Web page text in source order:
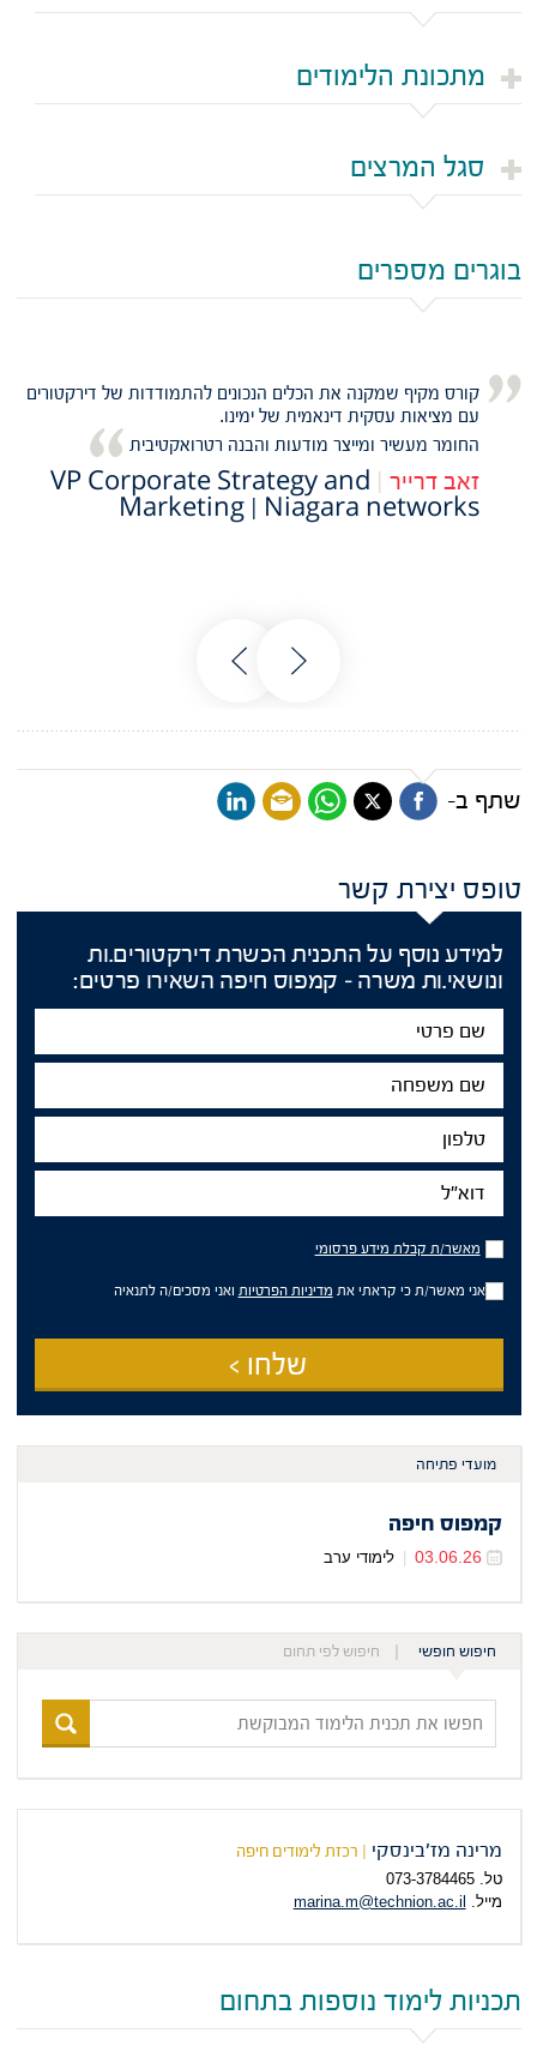
מתכונת הלימודים
סגל המרצים
בוגרים מספרים
קורס מקיף שמקנה את הכלים הנכונים להתמודדות של דירקטורים
עם מציאות עסקית דינאמית של ימינו.
החומר מעשיר ומייצר מודעות והבנה רטרואקטיבית
זאב דרייר
VP Corporate Strategy and
Marketing | Niagara networks
שתף ב-
טופס יצירת קשר
למידע נוסף על התכנית הכשרת דירקטורים.ות
ונושאי.ות משרה – קמפוס חיפה השאירו פרטים:
שם
פרטי
שם
משפחה
טלפון
דוא"ל
מאשר/ת
קבלת
פרסומי
מאשר/ת קבלת מידע פרסומי
אני מאשר/ת כי קראתי את מדיניות הפרטיות ואני מסכים/ה לתנאיה
שלחו >
מועדי פתיחה
קמפוס חיפה
03.06.26 לימודי ערב
חיפוש חופשי חיפוש לפי תחום
חפשו
את
תכנית
המבוקשת
מרינה מז'בינסקי | רכזת לימודים חיפה
טל. 073-3784465
מייל. marina.m@technion.ac.il
תכניות לימוד נוספות בתחום